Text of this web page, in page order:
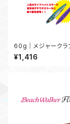
60g｜メジャークラ
ラバーチカルTG 60g
¥1,416